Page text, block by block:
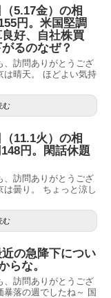
5.17金）の相
円。米国堅調
好、自社株買
るのなぜ？
、訪問ありがとうござ
は晴天。 ほどよい気持
む
11.1火）の相
円。閑話休題
、訪問ありがとうござ
は曇り。 ちょっと涼し
む
の急降下につい
らな。
、訪問ありがとうござ
暴落の週でしたね～ 国